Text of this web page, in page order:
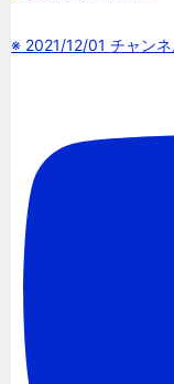
※ 2021/12/01 チャンネ